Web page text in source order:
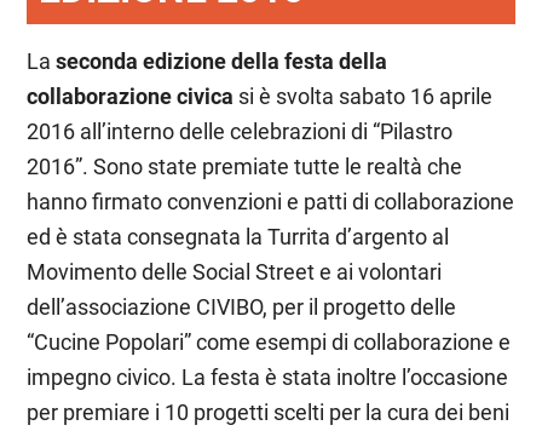
La seconda edizione della festa della
collaborazione civica si è svolta sabato 16 aprile
2016 all’interno delle celebrazioni di “Pilastro
2016”. Sono state premiate tutte le realtà che
hanno firmato convenzioni e patti di collaborazione
ed è stata consegnata la Turrita d’argento al
Movimento delle Social Street e ai volontari
dell’associazione CIVIBO, per il progetto delle
“Cucine Popolari” come esempi di collaborazione e
impegno civico. La festa è stata inoltre l’occasione
per premiare i 10 progetti scelti per la cura dei beni